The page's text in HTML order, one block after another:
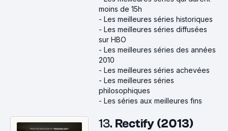
moins de 15h
- Les meilleures séries historiques
- Les meilleures séries diffusées
sur HBO
- Les meilleures séries des années
2010
- Les meilleures séries achevées
- Les meilleures séries
philosophiques
- Les séries aux meilleures fins
13. Rectify (2013)